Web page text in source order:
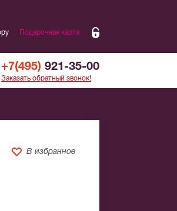
Подарочная карта
+7(495) 921-35-00
Заказать обратный звонок!
В избранное